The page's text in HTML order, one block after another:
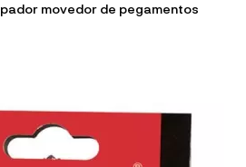
movedor de pegamentos